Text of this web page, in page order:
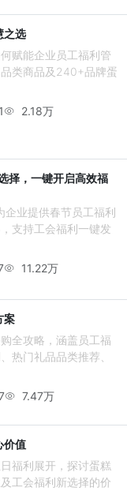
之选
赋能企业员工福利管
类商品及240+品牌蛋
2.18万
择，一键开启高效福
企业提供春节员工福利
支持工会福利一键发
11.22万
案
全攻略，涵盖员工福
热门礼品品类推荐、
7.47万
价值
福利展开，探讨蛋糕
工会福利新选择的价